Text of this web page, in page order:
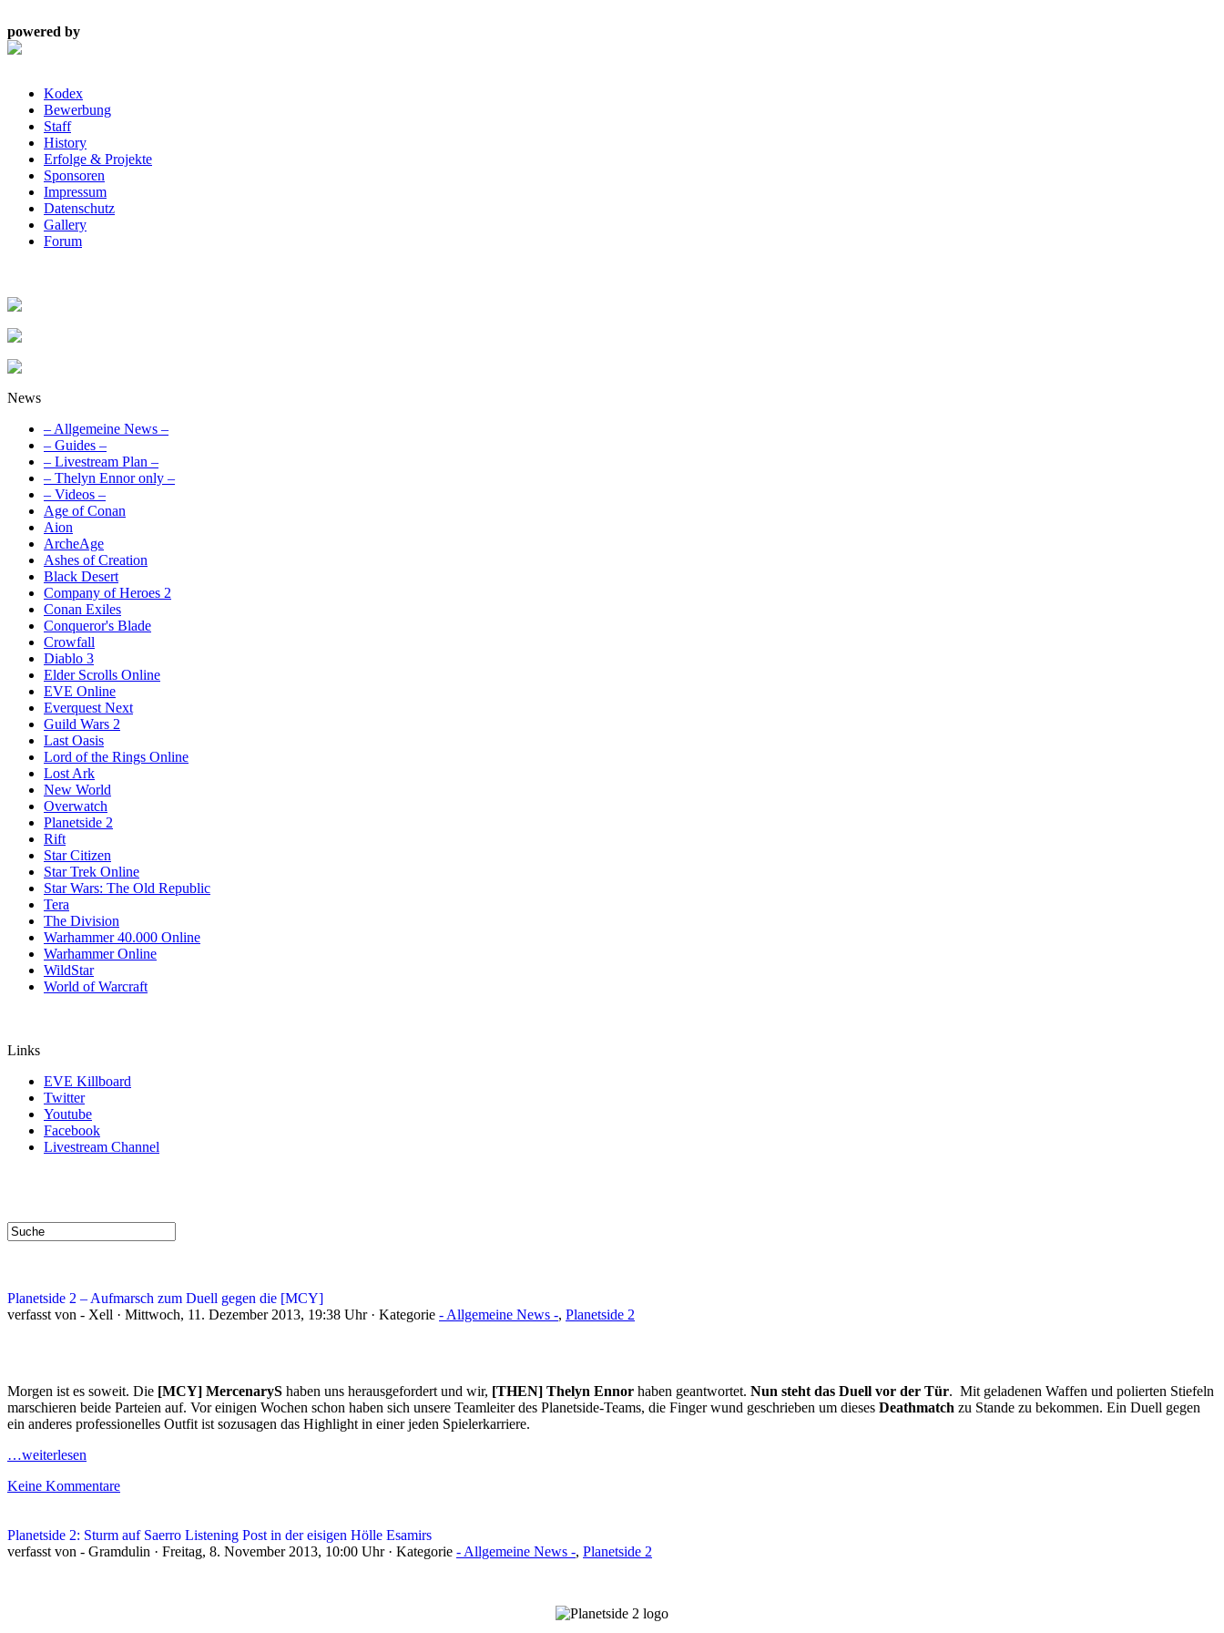
powered by
Kodex
Bewerbung
Staff
History
Erfolge & Projekte
Sponsoren
Impressum
Datenschutz
Gallery
Forum
News
– Allgemeine News –
– Guides –
– Livestream Plan –
– Thelyn Ennor only –
– Videos –
Age of Conan
Aion
ArcheAge
Ashes of Creation
Black Desert
Company of Heroes 2
Conan Exiles
Conqueror's Blade
Crowfall
Diablo 3
Elder Scrolls Online
EVE Online
Everquest Next
Guild Wars 2
Last Oasis
Lord of the Rings Online
Lost Ark
New World
Overwatch
Planetside 2
Rift
Star Citizen
Star Trek Online
Star Wars: The Old Republic
Tera
The Division
Warhammer 40.000 Online
Warhammer Online
WildStar
World of Warcraft
Links
EVE Killboard
Twitter
Youtube
Facebook
Livestream Channel
Planetside 2 – Aufmarsch zum Duell gegen die [MCY]
verfasst von - Xell · Mittwoch, 11. Dezember 2013, 19:38 Uhr · Kategorie - Allgemeine News -, Planetside 2
Morgen ist es soweit. Die [MCY] MercenaryS haben uns herausgefordert und wir, [THEN] Thelyn Ennor haben geantwortet. Nun steht das Duell vor der Tür. Mit geladenen Waffen und polierten Stiefeln
marschieren beide Parteien auf. Vor einigen Wochen schon haben sich unsere Teamleiter des Planetside-Teams, die Finger wund geschrieben um dieses Deathmatch zu Stande zu bekommen. Ein Duell gegen
ein anderes professionelles Outfit ist sozusagen das Highlight in einer jeden Spielerkarriere.
…weiterlesen
Keine Kommentare
Planetside 2: Sturm auf Saerro Listening Post in der eisigen Hölle Esamirs
verfasst von - Gramdulin · Freitag, 8. November 2013, 10:00 Uhr · Kategorie - Allgemeine News -, Planetside 2